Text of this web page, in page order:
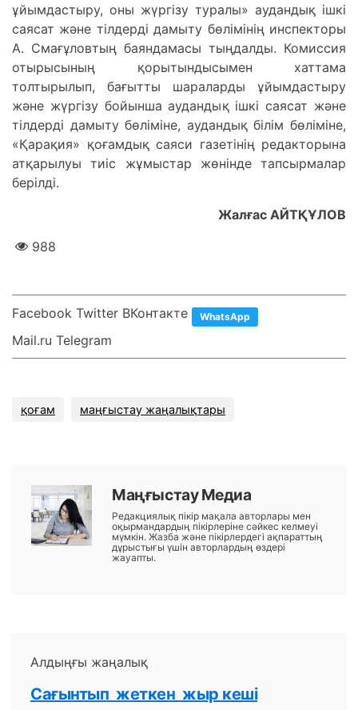
ұйымдастыру, оны жүргізу туралы» аудандық ішкі
саясат және тілдерді дамыту бөлімінің инспекторы
А. Смағұловтың баяндамасы тыңдалды. Комиссия
отырысының қорытындысымен хаттама
толтырылып, бағытты шараларды ұйымдастыру
және жүргізу бойынша аудандық ішкі саясат және
тілдерді дамыту бөліміне, аудандық білім бөліміне,
«Қарақия» қоғамдық саяси газетінің редакторына
атқарылуы тиіс жұмыстар жөнінде тапсырмалар
берілді.
Жалғас АЙТҚҰЛОВ
988
Facebook Twitter ВКонтакте WhatsApp
Mail.ru Telegram
қоғам маңғыстау жаңалықтары
Маңғыстау Медиа
Редакциялық пікір мақала авторлары мен
оқырмандардың пікірлеріне сәйкес келмеуі
мүмкін. Жазба және пікірлердегі ақпараттың
дұрыстығы үшін авторлардың өздері
жауапты.
Алдыңғы жаңалық
Сағынтып жеткен жыр кеші